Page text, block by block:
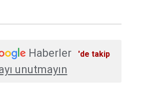
Haberler
'de takip
unutmayın